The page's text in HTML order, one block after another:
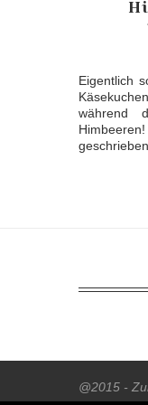
Eigentlich
während
@2015 -